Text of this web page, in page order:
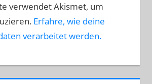
verwendet Akismet, um
Erfahre, wie deine
verarbeitet werden.